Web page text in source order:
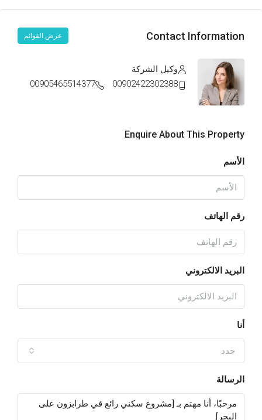
Contact Information عرض القوائم
وكيل الشركة
00902422302388
00905465514377
Enquire About This Property
الأسم
رقم الهاتف
البريد الالكتروني
أنا
حدد
الرسالة